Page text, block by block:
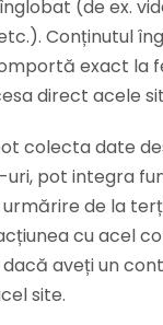
(de ex.
Conținutul
exact la
direct acele
colecta date
pot integra
de la
cu acel
aveți un
site.